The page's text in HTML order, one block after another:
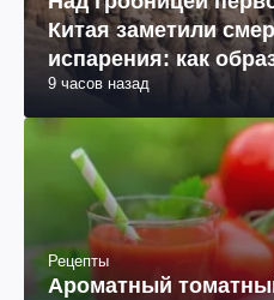
Китая заметили
испарения: как
9 часов назад
Рецепты
Ароматный